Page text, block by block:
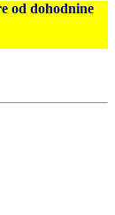
od dohodnine